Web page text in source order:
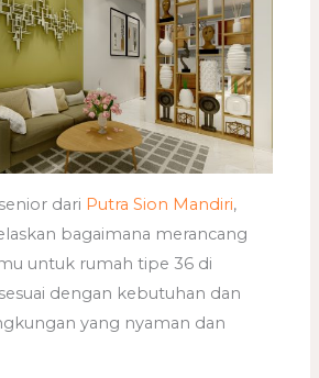
dari Putra Sion Mandiri,
bagaimana merancang
untuk rumah tipe 36 di
dengan kebutuhan dan
yang nyaman dan